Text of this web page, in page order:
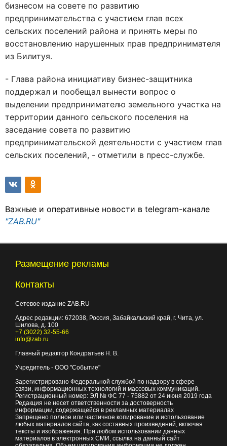
бизнесом на совете по развитию
предпринимательства с участием глав всех
сельских поселений района и принять меры по
восстановлению нарушенных прав предпринимателя
из Билитуя.
- Глава района инициативу бизнес-защитника
поддержал и пообещал вынести вопрос о
выделении предпринимателю земельного участка на
территории данного сельского поселения на
заседание совета по развитию
предпринимательской деятельности с участием глав
сельских поселений, - отметили в пресс-службе.
Важные и оперативные новости в telegram-канале
"ZAB.RU"
Размещение рекламы
Контакты
Сетевое издание ZAB.RU
Адрес редакции: 672038, Россия, Забайкальский край, г. Чита, ул.
Шилова, д. 100
+7 (3022) 32-55-66
info@zab.ru
Главный редактор Кондратьев Н. В.
Учредитель - ООО "Событие"
Зарегистрировано Федеральной службой по надзору в сфере
связи, информационных технологий и массовых коммуникаций.
Регистрационный номер: ЭЛ № ФС 77 - 75882 от 24 июня 2019 года
Редакция не несет ответственности за достоверность
информации, содержащейся в рекламных материалах
Запрещено полное или частичное копирование и использование
любых материалов сайта, как составных произведений, включая
тексты и изображения. При любом использовании данных
материалов в электронных СМИ, ссылка на данный сайт